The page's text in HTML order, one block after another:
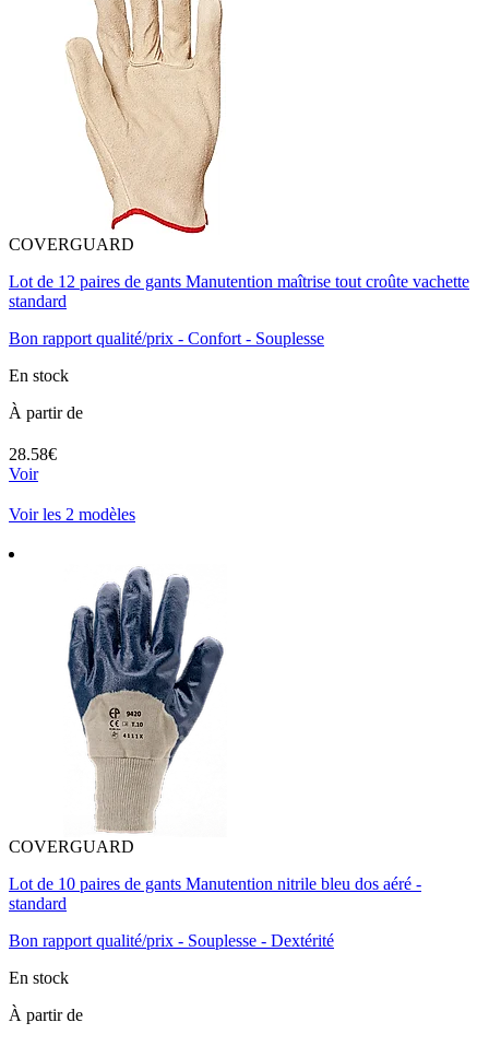
COVERGUARD
Lot de 12 paires de gants Manutention maîtrise tout croûte vachette
standard
Bon rapport qualité/prix - Confort - Souplesse
En stock
À partir de
28.58€
Voir
Voir les 2 modèles
COVERGUARD
Lot de 10 paires de gants Manutention nitrile bleu dos aéré -
standard
Bon rapport qualité/prix - Souplesse - Dextérité
En stock
À partir de